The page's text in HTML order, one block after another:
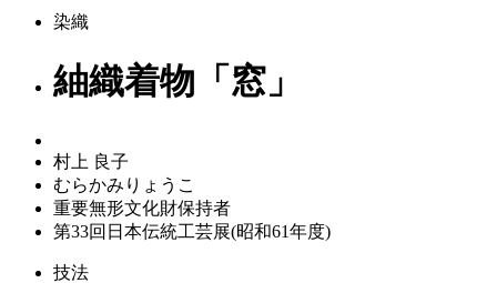
染織
紬織着物「窓」
村上 良子
むらかみりょうこ
重要無形文化財保持者
第33回日本伝統工芸展(昭和61年度)
技法